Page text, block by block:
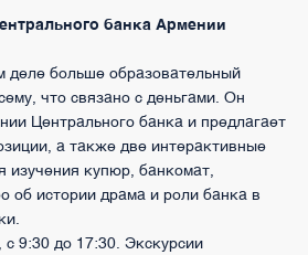
банка Армении
деле больше образовательный
что связано с деньгами. Он
Центрального банка и предлагает
а также две интерактивные
изучения купюр, банкомат,
об истории драма и роли банка в
с 9:30 до 17:30. Экскурсии